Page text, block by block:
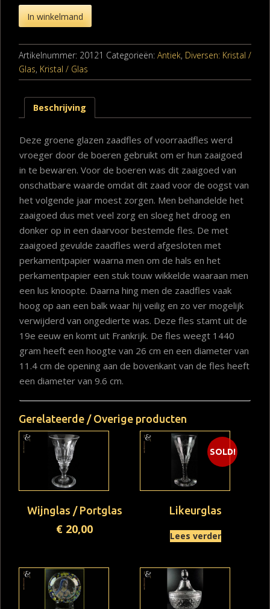
In winkelmand
Artikelnummer: 20121 Categorieën: Antiek, Diversen: Kristal /
Glas, Kristal / Glas
Beschrijving
Deze groene glazen zaadfles of voorraadfles werd
vroeger door de boeren gebruikt om er hun zaaigoed
in te bewaren. Voor de boeren was dit zaaigoed van
onschatbare waarde omdat dit zaad voor de oogst van
het volgende jaar moest zorgen. Men behandelde het
zaaigoed dus met veel zorg en sloeg het droog en
donker op in een daarvoor bestemde fles. De met
zaaigoed gevulde zaadfles werd afgesloten met
perkamentpapier waarna men om de hals en het
perkamentpapier een stuk touw wikkelde waaraan men
een lus knoopte. Daarna hing men de zaadfles vaak
hoog op aan een balk waar hij veilig en zo ver mogelijk
verwijderd van ongedierte was. Deze fles stamt uit de
19e eeuw en komt uit Frankrijk. De fles weegt 1440
gram heeft een hoogte van 26 cm en een diameter van
11.4 cm de opening aan de bovenkant van de fles heeft
een diameter van 9.6 cm.
Gerelateerde / Overige producten
Wijnglas / Portglas
€ 20,00
SOLD!
Likeurglas
Lees verder